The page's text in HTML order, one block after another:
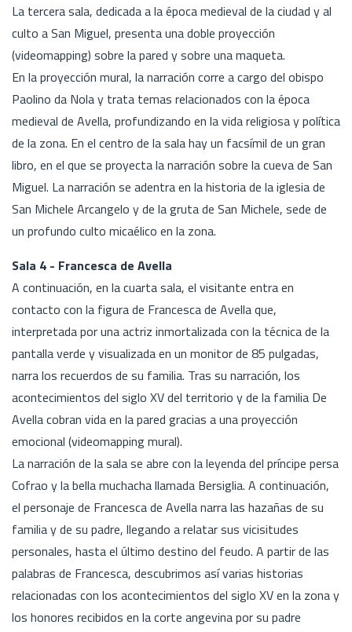
La tercera sala, dedicada a la época medieval de la ciudad y al
culto a San Miguel, presenta una doble proyección
(videomapping) sobre la pared y sobre una maqueta.
En la proyección mural, la narración corre a cargo del obispo
Paolino da Nola y trata temas relacionados con la época
medieval de Avella, profundizando en la vida religiosa y política
de la zona. En el centro de la sala hay un facsímil de un gran
libro, en el que se proyecta la narración sobre la cueva de San
Miguel. La narración se adentra en la historia de la iglesia de
San Michele Arcangelo y de la gruta de San Michele, sede de
un profundo culto micaélico en la zona.
Sala 4 - Francesca de Avella
A continuación, en la cuarta sala, el visitante entra en
contacto con la figura de Francesca de Avella que,
interpretada por una actriz inmortalizada con la técnica de la
pantalla verde y visualizada en un monitor de 85 pulgadas,
narra los recuerdos de su familia. Tras su narración, los
acontecimientos del siglo XV del territorio y de la familia De
Avella cobran vida en la pared gracias a una proyección
emocional (videomapping mural).
La narración de la sala se abre con la leyenda del príncipe persa
Cofrao y la bella muchacha llamada Bersiglia. A continuación,
el personaje de Francesca de Avella narra las hazañas de su
familia y de su padre, llegando a relatar sus vicisitudes
personales, hasta el último destino del feudo. A partir de las
palabras de Francesca, descubrimos así varias historias
relacionadas con los acontecimientos del siglo XV en la zona y
los honores recibidos en la corte angevina por su padre